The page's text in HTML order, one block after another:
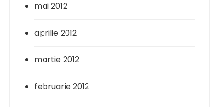
mai 2012
aprilie 2012
martie 2012
februarie 2012